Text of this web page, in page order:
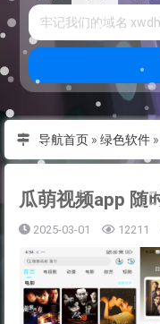
导航首页» 绿色软件»
瓜萌视频app 随
2025-03-01 12211